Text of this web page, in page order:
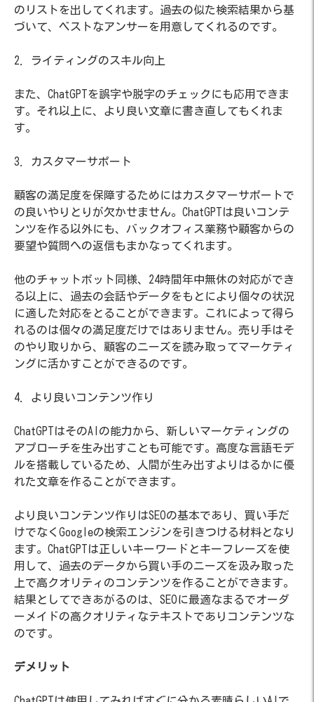
のリストを出してくれます。過去の似た検索結果から基
づいて、ベストなアンサーを用意してくれるのです。
2. ライティングのスキル向上
また、ChatGPTを誤字や脱字のチェックにも応用できま
す。それ以上に、より良い文章に書き直してもくれま
す。
3. カスタマーサポート
顧客の満足度を保障するためにはカスタマーサポートで
の良いやりとりが欠かせません。ChatGPTは良いコンテ
ンツを作る以外にも、バックオフィス業務や顧客からの
要望や質問への返信もまかなってくれます。
他のチャットボット同様、24時間年中無休の対応ができ
る以上に、過去の会話やデータをもとにより個々の状況
に適した対応をとることができます。これによって得ら
れるのは個々の満足度だけではありません。売り手はそ
のやり取りから、顧客のニーズを読み取ってマーケティ
ングに活かすことができるのです。
4. より良いコンテンツ作り
ChatGPTはそのAIの能力から、新しいマーケティングの
アプローチを生み出すことも可能です。高度な言語モデ
ルを搭載しているため、人間が生み出すよりはるかに優
れた文章を作ることができます。
より良いコンテンツ作りはSEOの基本であり、買い手だ
けでなくGoogleの検索エンジンを引きつける材料となり
ます。ChatGPTは正しいキーワードとキーフレーズを使
用して、過去のデータから買い手のニーズを汲み取った
上で高クオリティのコンテンツを作ることができます。
結果としてできあがるのは、SEOに最適なまるでオーダ
ーメイドの高クオリティなテキストでありコンテンツな
のです。
デメリット